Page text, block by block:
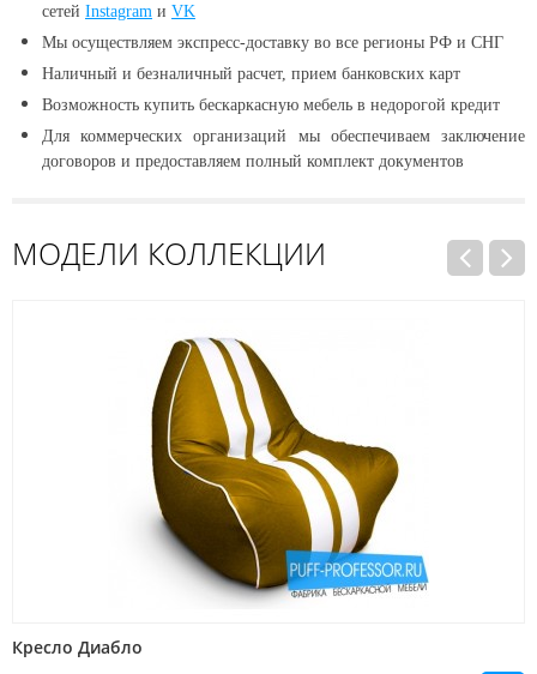
сетей Instagram и VK
Мы осуществляем экспресс-доставку во все регионы РФ и СНГ
Наличный и безналичный расчет, прием банковских карт
Возможность купить бескаркасную мебель в недорогой кредит
Для коммерческих организаций мы обеспечиваем заключение
договоров и предоставляем полный комплект документов
МОДЕЛИ КОЛЛЕКЦИИ
Кресло Диабло